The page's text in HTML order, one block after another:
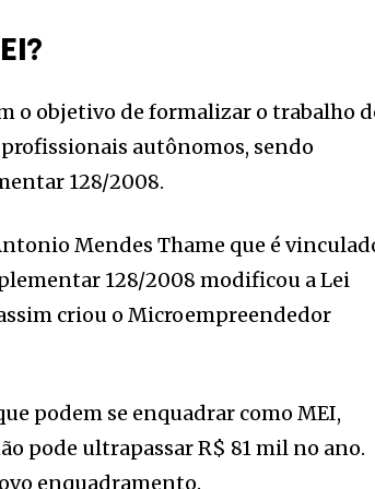
o objetivo de formalizar o trabalho
autônomos, sendo
128/2008.
Mendes Thame que é
128/2008 modificou a Lei
criou o Microempreendedor
podem se enquadrar como MEI,
pode ultrapassar R$ 81 mil no ano.
enquadramento.